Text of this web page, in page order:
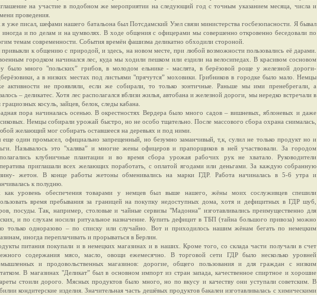
на участие в подобном же мероприятии на следующий год с точным указанием месяца, числа и
проведения.
я уже писал, шефами нашего батальона был Потсдамский Узел связи министерства госбезопасности. Я бывал
иногда и по делам и на цумволях. В ходе общения с офицерами мы совершенно откровенно беседовали по
темам современности. События времён фашизма деликатно обходили стороной.
к общению с природой, и здесь, на новом месте, при любой возможности пользовались её дарами.
городком начинался лес, куда мы ходили пешком или ездили на велосипедах. В красивом сосновом
было много "польских” грибов, в молодом ельнике - маслята, в берёзовой роще у железной дороги-
а в низких местах под листьями "прячутся” моховики. Грибников в городке было мало. Немцы
активности не проявляли, если же собирали, то только зонтичные. Раньше мы ими пренебрегали, а
– деликатес. Хотя лес располагался вблизи жилья, автобана и железной дороги, мы нередко встречали в
грациозных косуль, зайцев, белок, следы кабана.
пора начиналась осенью. В окрестностях Вердера было много садов – вишневых, яблоневых и даже
Немцы собирали урожай быстро, но не особо тщательно. После массового сбора охрана снималась,
желающий мог собирать оставшееся на деревьях и под ними.
еще один промысел, официально запрещенный, но безумно заманчивый, т,к, сулил не только продукт но и
Называлось это "халява” и многие жены офицеров и прапорщиков в ней участвовали. За городом
клубничные плантации и во время сбора урожая рабочих рук не хватало. Руководители
приглашали всех желающих поработать, с оплатой ягодами или деньгами. За каждую собранную
жетон. В конце работы жетоны обменивались на марки ГДР. Работа начиналась в 5-6 утра и
к полудню.
как уровень обеспечения товарами у немцев был выше нашего, жёны моих сослуживцев спешили
время пребывания за границей на покупку недоступных дома, хотя и дефицитных в ГДР шуб,
посуды. Так, например, столовые и чайные сервизы "Мадонна” изготавливались преимущественно для
и по слухам носили ритуальное назначение. Купить дефицит в ТБП (тайна большого привоза) можно
только одноразово – по списку или случайно. Вот и приходилось нашим жёнам бегать по немецким
иногда переплачивать и прорываться в Берлин.
питания покупали и в немецких магазинах и в наших. Кроме того, со склада части получали в счет
содержания мясо, масло, овощи ежемесячно. В торговой сети ГДР было несколько уровней
и продовольственных магазинов: дорогие, общего пользования и для граждан с низким
В магазинах "Деликат” был в основном импорт из стран запада, качественное спиртное и хорошие
стоили дорого. Мясных продуктов было много, но по вкусу и качеству они уступали советским. В
кондитерские изделия. Значительная часть дешёвых продуктов бакалеи изготавливалась с химическими